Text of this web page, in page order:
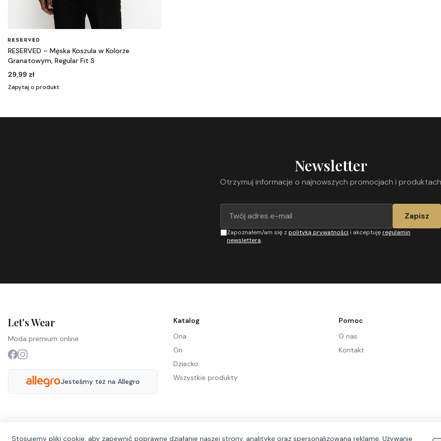
RESERVED – Męska Koszula w Kolorze
Granatowym, Regular Fit S
29,99 zł
Zapytaj o produkt
Newsletter
Otrzymuj informacje o najnowszych promocjach i produktach
Zapisz
Zapoznałem/am się zpolityką prywatności i akceptujęregulamin
newslettera.
Let's Wear
Moda premium online
Jesteśmy też na Allegro
Katalog
Ona
On
Dziecko
Wszystkie produkty
Pomoc
O nas
Kontakt
©2026Let's Wear. Wszelkie prawa zastrzeżone.
Stosujemy pliki cookie, aby zapewnić poprawne działanie naszej strony, analitykę oraz spersonalizowaną reklamę. Używanie